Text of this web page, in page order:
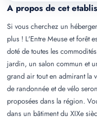
A propos de cet
Si vous cherchez un
plus ! L'Entre Meuse et forêt
doté de toutes les
jardin, un salon commun et
grand air tout en admirant la
de randonnée et de vélo
proposées dans la région.
dans un bâtiment du XIXe